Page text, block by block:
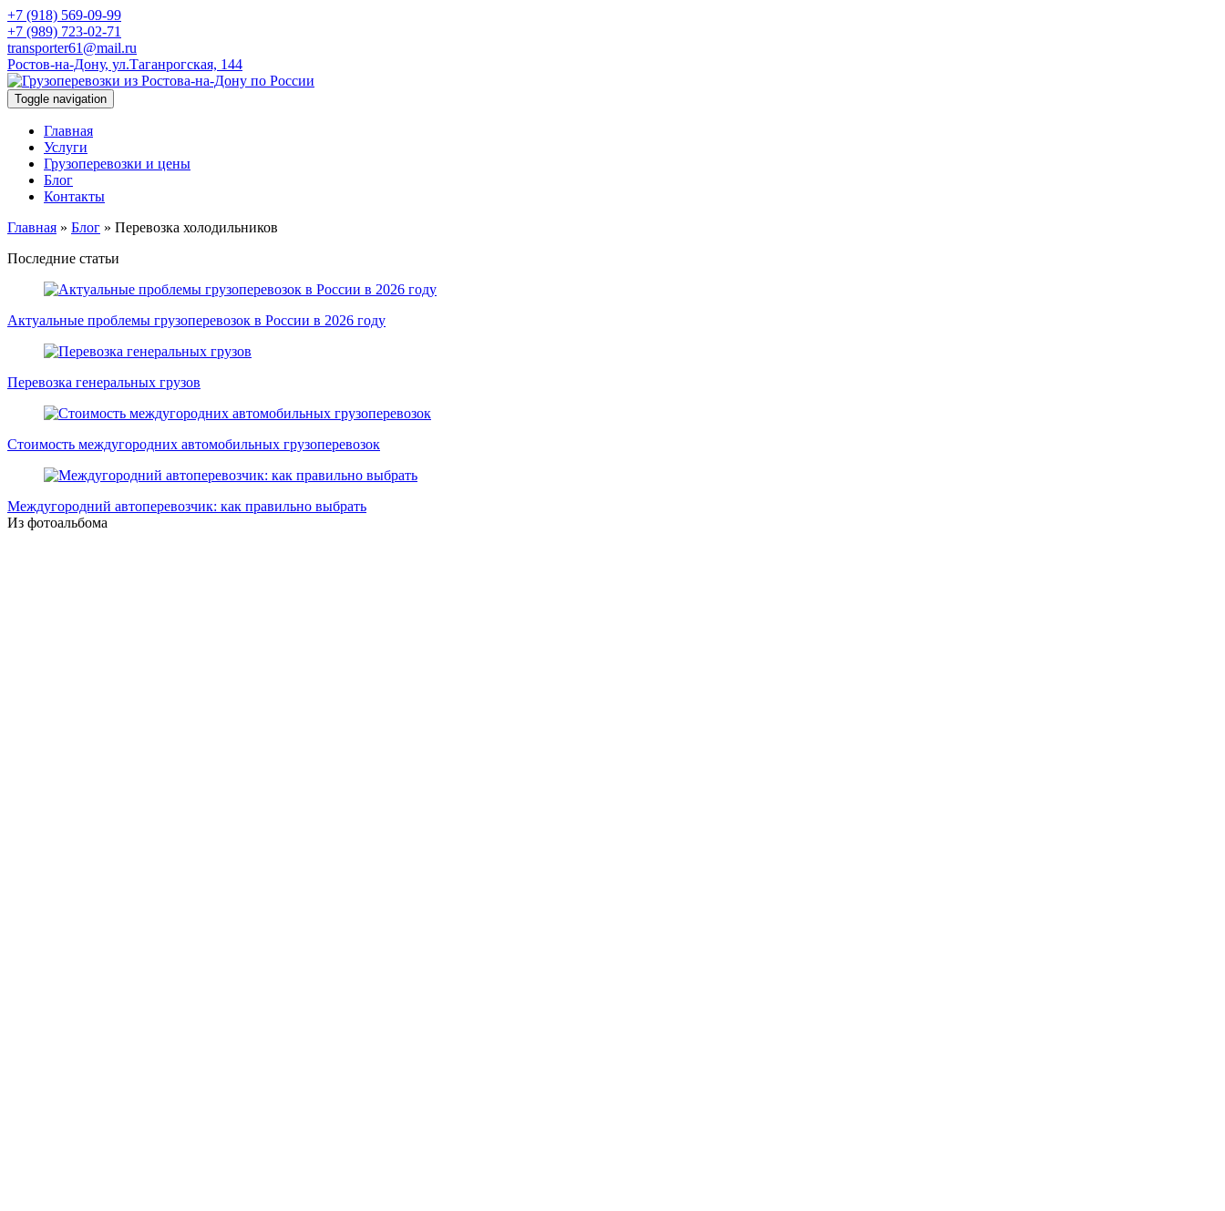
+7 (918) 569-09-99
+7 (989) 723-02-71
transporter61@mail.ru
Ростов-на-Дону, ул.Таганрогская, 144
Toggle navigation
Главная
Услуги
Грузоперевозки и цены
Блог
Контакты
Главная » Блог » Перевозка холодильников
Последние статьи
Актуальные проблемы грузоперевозок в России в 2026 году
Перевозка генеральных грузов
Стоимость междугородних автомобильных грузоперевозок
Междугородний автоперевозчик: как правильно выбрать
Из фотоальбома